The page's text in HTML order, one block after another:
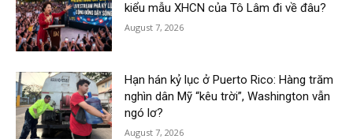
kiểu mẫu XHCN của Tô Lâm đi về đâu?
August 7, 2026
Hạn hán kỷ lục ở Puerto Rico: Hàng trăm
nghìn dân Mỹ “kêu trời”, Washington vẫn
ngó lơ?
August 7, 2026